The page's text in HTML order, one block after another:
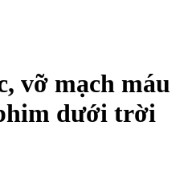
vỡ mạch máu
dưới trời